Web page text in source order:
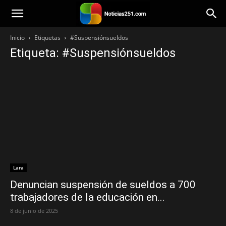
Noticias251
Inicio Etiquetas #Suspensiónsueldos
Etiqueta: #Suspensiónsueldos
Lara
Denuncian suspensión de sueldos a 700
trabajadores de la educación en...
8 de junio de 2025